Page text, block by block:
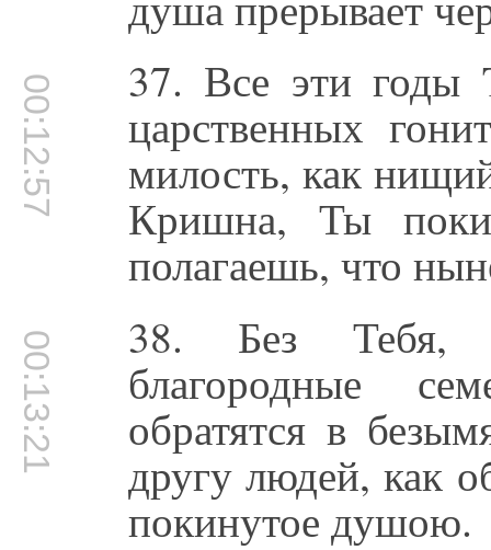
00:12:57 37. Все эти
царственных
милость, как
Кришна, Ты
полагаешь, что
00:13:21 38. Без Тебя,
благородные
обратятся в
другу людей, как
покинутое душою.